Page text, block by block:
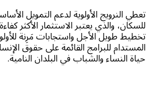
تعطي النرويج الأولوية لدعم التمويل
للسكان، والذي يعتبر الاستثمار الأكثر
تخطيط طويل الأجل واستجابات مَرِنة
المستدام للبرامج القائمة على حقوق
حياة النساء والشباب في البلدان النامية.